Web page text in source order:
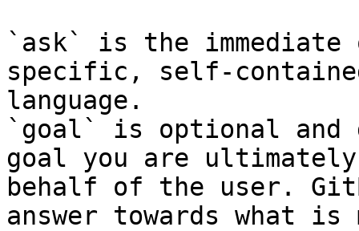
`ask` is the
specific, self-
language.
`goal` is optional and
goal you are
behalf of the user.
answer towards what